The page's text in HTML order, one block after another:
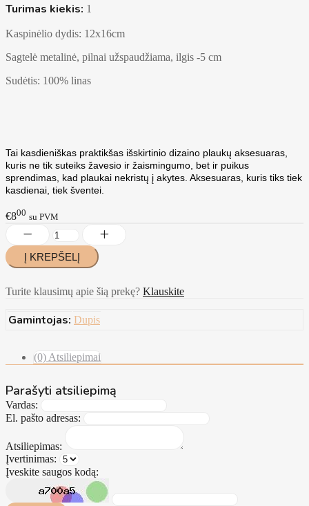
Turimas kiekis: 1
Kaspinėlio dydis: 12x16cm
Sagtelė metalinė, pilnai užspaudžiama, ilgis -5 cm
Sudėtis: 100% linas
Tai kasdieniškas praktikšas išskirtinio dizaino plaukų aksesuaras,
kuris ne tik suteiks žavesio ir žaismingumo, bet ir puikus
sprendimas, kad plaukai nekristų į akytes. Aksesuaras, kuris tiks tiek
kasdienai, tiek šventei.
€800 su PVM
Turite klausimų apie šią prekę? Klauskite
Gamintojas: Dupis
(0) Atsiliepimai
Parašyti atsiliepimą
Vardas:
El. pašto adresas:
Atsiliepimas:
Įvertinimas:
Įveskite saugos kodą: